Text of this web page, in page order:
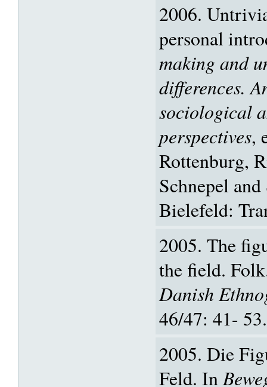
2006.
personal
making and
differences.
sociological
perspectives,
Rottenburg,
Schnepel
Bielefeld:
2005. The
the field.
Danish
46/47: 41- 53.
2005. Die
Feld. In